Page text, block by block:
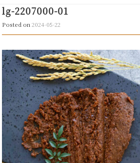
lg-2207000-01
Posted on2024-05-22